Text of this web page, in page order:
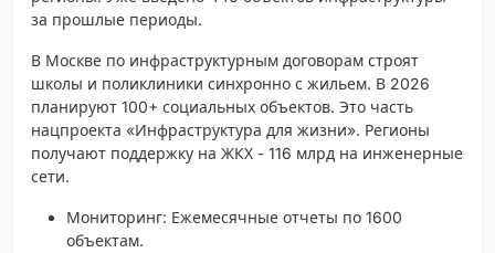
за прошлые периоды.
В Москве по инфраструктурным договорам строят
школы и поликлиники синхронно с жильем. В 2026
планируют 100+ социальных объектов. Это часть
нацпроекта «Инфраструктура для жизни». Регионы
получают поддержку на ЖКХ - 116 млрд на инженерные
сети.
Мониторинг: Ежемесячные отчеты по 1600
объектам.